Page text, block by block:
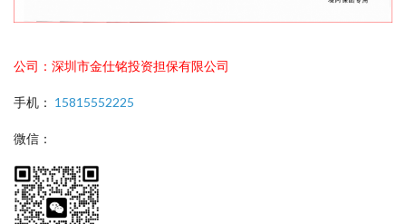
公司：深圳市金仕铭投资担保有限公司
手机： 15815552225
微信：